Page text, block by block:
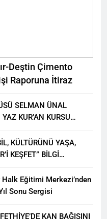
Deştin Çimento
Raporuna İtiraz
SELMAN ÜNAL
KUR’AN KURSU
KÜLTÜRÜNÜ YAŞA,
KEŞFET” BİLGİ
Eğitimi Merkezi’nden
Sonu Sergisi
KAN BAĞIŞINI